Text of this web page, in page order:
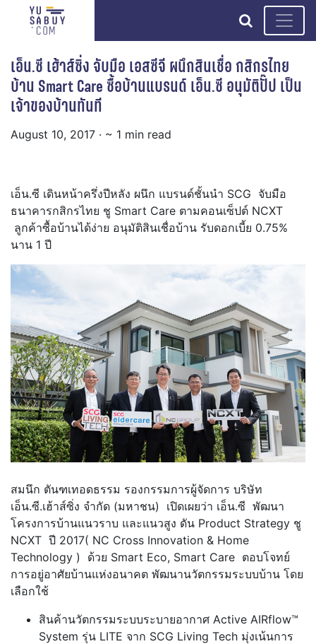
search
เอ็น.ซี เฮ้าส์ซิ่ง จับมือ เอสซีจี ผนึกสินเชื่อ กสิกรไทย
บ้าน Smart Care ซื้อบ้านแบรนด์ เอ็น.ซี อนุมัติปั๊ป เป็น
เจ้าของบ้านทันที
August 10, 2017 · ~ 1 min read
เอ็น.ซี เดินหน้าครึ่งปีหลัง ผนึก แบรนด์ชั้นนำ SCG จับมือ
ธนาคารกสิกรไทย ชู Smart Care ตามคอนเซ็ปต์ NCXT
ลูกค้าซื้อบ้านได้ง่าย อนุมัติสินเชื่อบ้าน รับดอกเบี้ย 0.75%
นาน 1 ปี
สมนึก ตันฑเทอดธรรม รองกรรมการผู้จัดการ บริษัท
เอ็น.ซี.เฮ้าส์ซิ่ง จำกัด (มหาชน) เปิดเผยว่า เอ็น.ซี พัฒนา
โครงการบ้านแนวราบ และแนวสูง ดัน Product Strategy ชู
NCXT ปี 2017( NC Cross Innovation & Home
Technology ) ด้วย Smart Eco, Smart Care ตอบโจทย์
การอยู่อาศัยบ้านแห่งอนาคต พัฒนานวัตกรรมระบบบ้าน โดย
เลือกใช้
สินค้านวัตกรรมระบบระบายอากาศ Active AIRflow™
System รุ่น LITE จาก SCG Living Tech มุ่งเน้นการ